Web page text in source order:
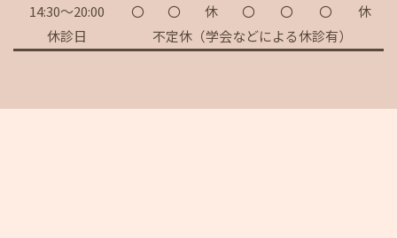
14:30～20:00
〇 〇 休 〇 〇 〇
休
休診日
不定休（学会などによる休診有）